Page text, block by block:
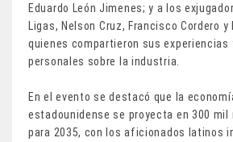
Eduardo León Jimenes; y a los
Ligas, Nelson Cruz, Francisco Cordero
quienes compartieron sus experiencias
personales sobre la industria.
En el evento se destacó que la
estadounidense se proyecta en 300 mil
para 2035, con los aficionados latinos